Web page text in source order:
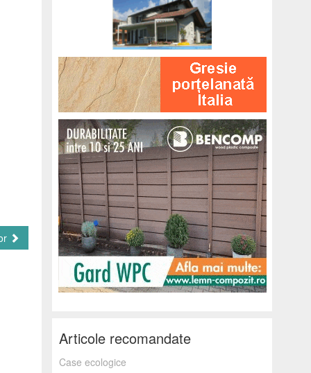
Articole recomandate
Case ecologice